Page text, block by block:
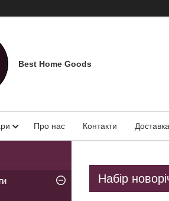
Best Home Goods
Про нас Контакти
Набір